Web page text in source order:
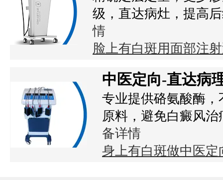
级，直达病灶，提高
情
脸上有白斑用面部注
中医定向-直达病
专业提供硌氨酸酶
原料，避免白癜风治
备详情
身上有白斑做中医定